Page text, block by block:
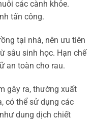
các cành khỏe.
tấn công.
tại nhà, nên ưu tiên
sâu sinh học. Hạn chế
an toàn cho rau.
gây ra, thường xuất
có thể sử dụng các
dung dịch chiết